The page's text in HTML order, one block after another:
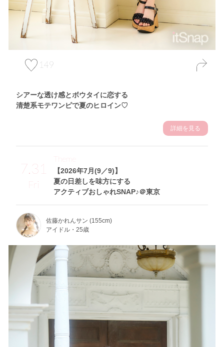
149
シアーな透け感とボウタイに恋する
清楚系モテワンピで夏のヒロイン♡
詳細を見る
7.31
Fri
【2026年7月(9／9)】
夏の日差しを味方にする
アクティブおしゃれSNAP♪＠東京
Theme
佐藤かれんサン (155cm)
アイドル・25歳